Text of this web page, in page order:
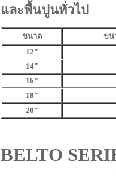
และพื้นปูนทั่วไป
ขนาด
ขน
12"
14"
16"
18"
20"
BELTO